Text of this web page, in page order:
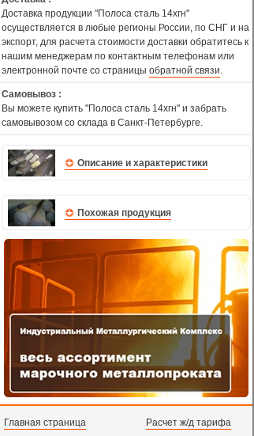
Доставка продукции "Полоса сталь 14хгн"
осуществляется в любые регионы России, по СНГ и на
экспорт, для расчета стоимости доставки обратитесь к
нашим менеджерам по контактным телефонам или
электронной почте со страницы обратной связи.
Самовывоз :
Вы можете купить "Полоса сталь 14хгн" и забрать
самовывозом со склада в Санкт-Петербурге.
Описание и характеристики
Похожая продукция
Главная страница Расчет ж/д тарифа